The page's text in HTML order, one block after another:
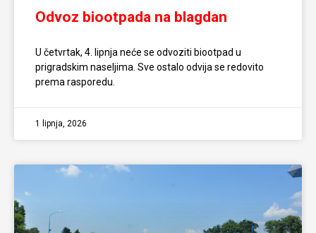
Odvoz biootpada na blagdan
U četvrtak, 4. lipnja neće se odvoziti biootpad u
prigradskim naseljima. Sve ostalo odvija se redovito
prema rasporedu.
1 lipnja, 2026